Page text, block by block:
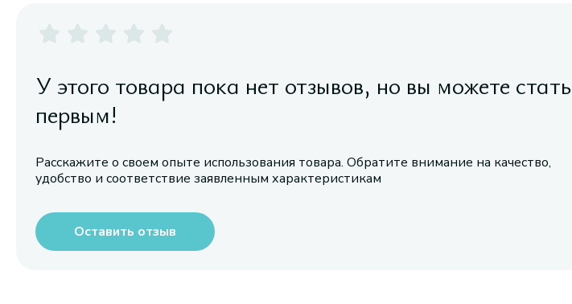
У этого товара пока нет отзывов, но вы можете стать
первым!
Расскажите о своем опыте использования товара. Обратите внимание на качество,
удобство и соответствие заявленным характеристикам
Оставить отзыв